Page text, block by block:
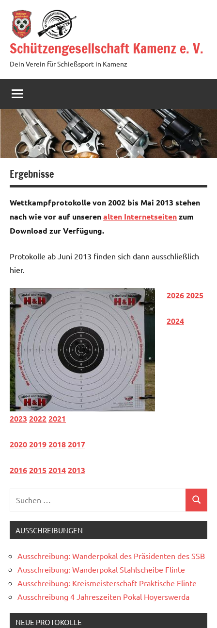
Inhalt
springen
Schützengesellschaft Kamenz e. V.
Dein Verein für Schießsport in Kamenz
Ergebnisse
Wettkampfprotokolle von 2002 bis Mai 2013 stehen
nach wie vor auf unserenalten Internetseitenzum
Download zur Verfügung.
Protokolle ab Juni 2013 finden sich dann ausschließlich
hier.
20262025
2024
2023 20222021
2020201920182017
20162015 20142013
Suchen
AUSSCHREIBUNGEN
Ausschreibung: Wanderpokal des Präsidenten des SSB
Ausschreibung: Wanderpokal Stahlscheibe Flinte
Ausschreibung: Kreismeisterschaft Praktische Flinte
Ausschreibung 4 Jahreszeiten Pokal Hoyerswerda
NEUE PROTOKOLLE